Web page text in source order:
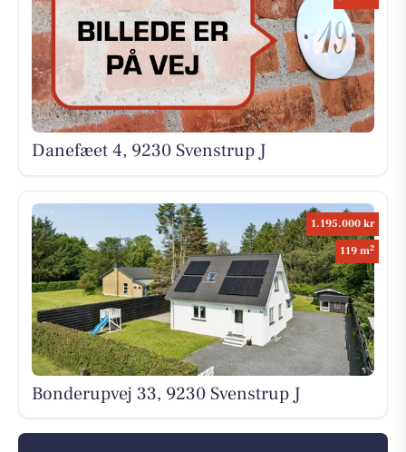
Danefæet 4, 9230 Svenstrup J
1.195.000 kr
119 m2
Bonderupvej 33, 9230 Svenstrup J